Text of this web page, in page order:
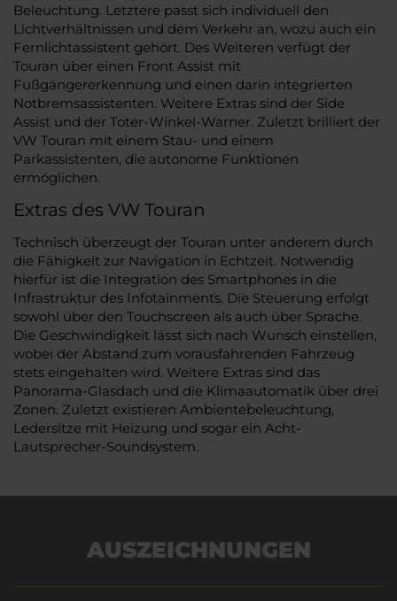
Beleuchtung. Letztere passt sich individuell den
Lichtverhältnissen und dem Verkehr an, wozu auch ein
Fernlichtassistent gehört. Des Weiteren verfügt der
Touran über einen Front Assist mit
Fußgängererkennung und einen darin integrierten
Notbremsassistenten. Weitere Extras sind der Side
Assist und der Toter-Winkel-Warner. Zuletzt brilliert der
VW Touran mit einem Stau- und einem
Parkassistenten, die autonome Funktionen
ermöglichen.
Extras des VW Touran
Technisch überzeugt der Touran unter anderem durch
die Fähigkeit zur Navigation in Echtzeit. Notwendig
hierfür ist die Integration des Smartphones in die
Infrastruktur des Infotainments. Die Steuerung erfolgt
sowohl über den Touchscreen als auch über Sprache.
Die Geschwindigkeit lässt sich nach Wunsch einstellen,
wobei der Abstand zum vorausfahrenden Fahrzeug
stets eingehalten wird. Weitere Extras sind das
Panorama-Glasdach und die Klimaautomatik über drei
Zonen. Zuletzt existieren Ambientebeleuchtung,
Ledersitze mit Heizung und sogar ein Acht-
Lautsprecher-Soundsystem.
AUSZEICHNUNGEN